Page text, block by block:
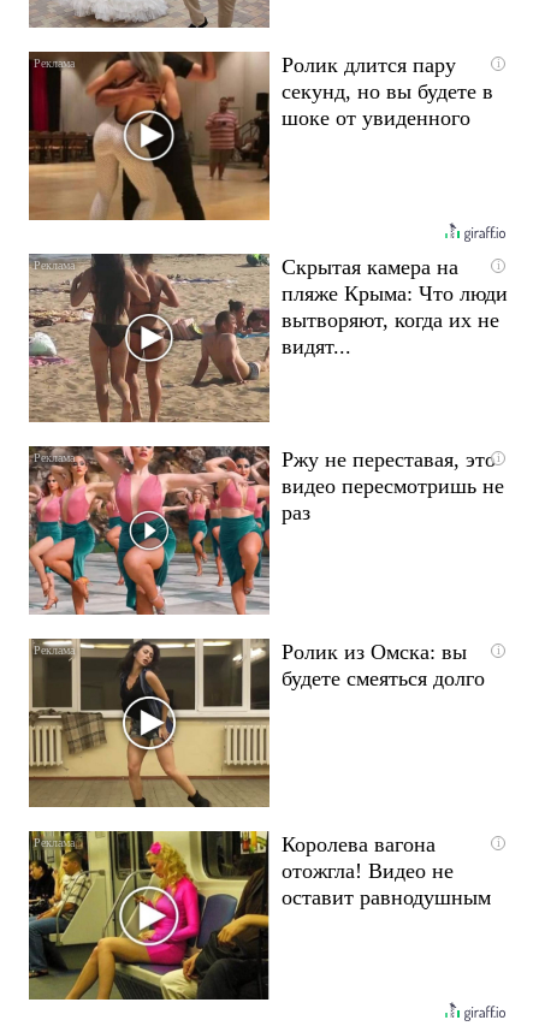
i
Ролик длится пару
секунд, но вы будете в
шоке от увиденного
i
Скрытая камера на
пляже Крыма: Что люди
вытворяют, когда их не
видят...
i
Ржу не переставая, это
видео пересмотришь не
раз
i
Ролик из Омска: вы
будете смеяться долго
i
Королева вагона
отожгла! Видео не
оставит равнодушным